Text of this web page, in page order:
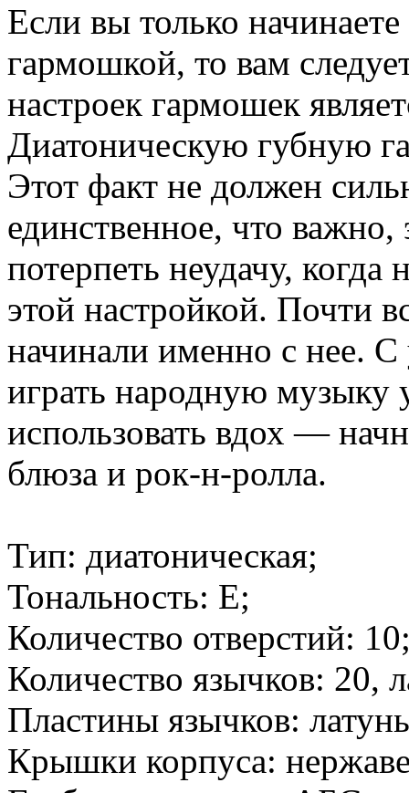
Если вы только
гармошкой, то вам
настроек гармошек
Диатоническую губную
Этот факт не должен
единственное, что
потерпеть неудачу, когда
этой настройкой. Почти
начинали именно с нее.
играть народную музыку
использовать вдох —
блюза и рок-н-ролла.
Тип: диатоническая;
Тональность: E;
Количество отверстий:
Количество язычков: 20,
Пластины язычков:
Крышки корпуса: